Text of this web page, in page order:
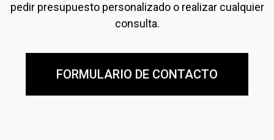
pedir presupuesto personalizado o realizar cualquier
consulta.
FORMULARIO DE CONTACTO